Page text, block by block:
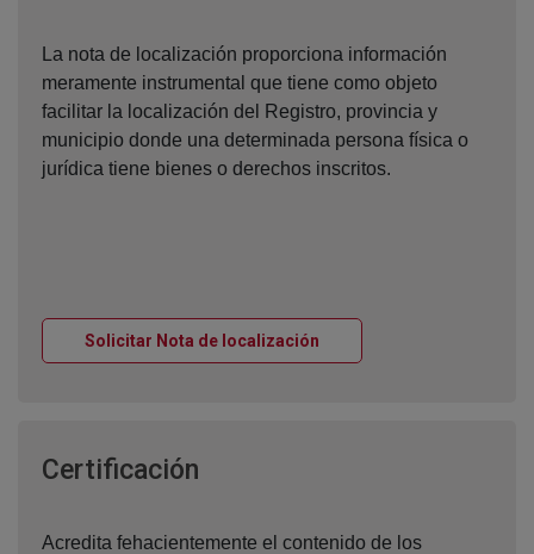
La nota de localización proporciona información
meramente instrumental que tiene como objeto
facilitar la localización del Registro, provincia y
municipio donde una determinada persona física o
jurídica tiene bienes o derechos inscritos.
Solicitar Nota de localización
Certificación
Acredita fehacientemente el contenido de los